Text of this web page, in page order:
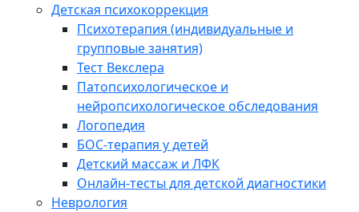
Детская психокоррекция
Психотерапия (индивидуальные и
групповые занятия)
Тест Векслера
Патопсихологическое и
нейропсихологическое обследования
Логопедия
БОС-терапия у детей
Детский массаж и ЛФК
Онлайн-тесты для детской диагностики
Неврология